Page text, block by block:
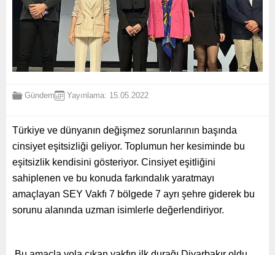
Gündem Yayınlama: 15.05.2022
Türkiye ve dünyanın değişmez sorunlarının başında
cinsiyet eşitsizliği geliyor. Toplumun her kesiminde bu
eşitsizlik kendisini gösteriyor. Cinsiyet eşitliğini
sahiplenen ve bu konuda farkındalık yaratmayı
amaçlayan SEY Vakfı 7 bölgede 7 ayrı şehre giderek bu
sorunu alanında uzman isimlerle değerlendiriyor.